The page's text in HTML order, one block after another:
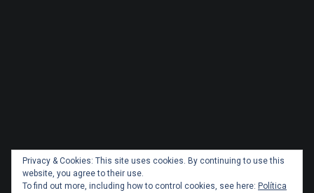
Privacy & Cookies: This site uses cookies. By continuing to use this
website, you agree to their use.
To find out more, including how to control cookies, see here: Política